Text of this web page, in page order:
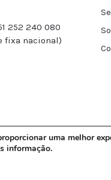
252 240 080
fixa nacional)
uma melhor
informação.